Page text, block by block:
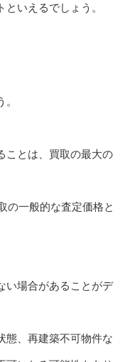
いえるでしょう。
ことは、買取の最大の
の一般的な査定価格と
い場合があることがデ
態、再建築不可物件な